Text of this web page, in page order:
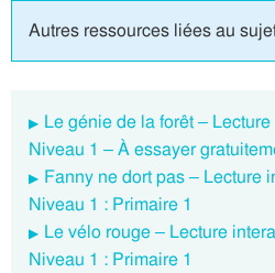
Autres ressources liées au
Le génie de la forêt –
Niveau 1 – À essayer
Fanny ne dort pas –
Niveau 1 : Primaire 1
Le vélo rouge – Lecture
Niveau 1 : Primaire 1